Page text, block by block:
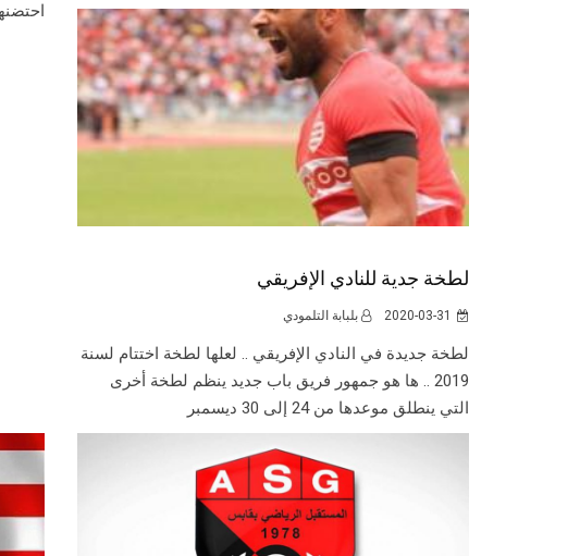
احتضنها
لطخة جدية للنادي الإفريقي
2020-03-31 بلبابة التلمودي
لطخة جديدة في النادي الإفريقي .. لعلها لطخة اختتام لسنة
2019 .. ها هو جمهور فريق باب جديد ينظم لطخة أخرى
التي ينطلق موعدها من 24 إلى 30 ديسمبر